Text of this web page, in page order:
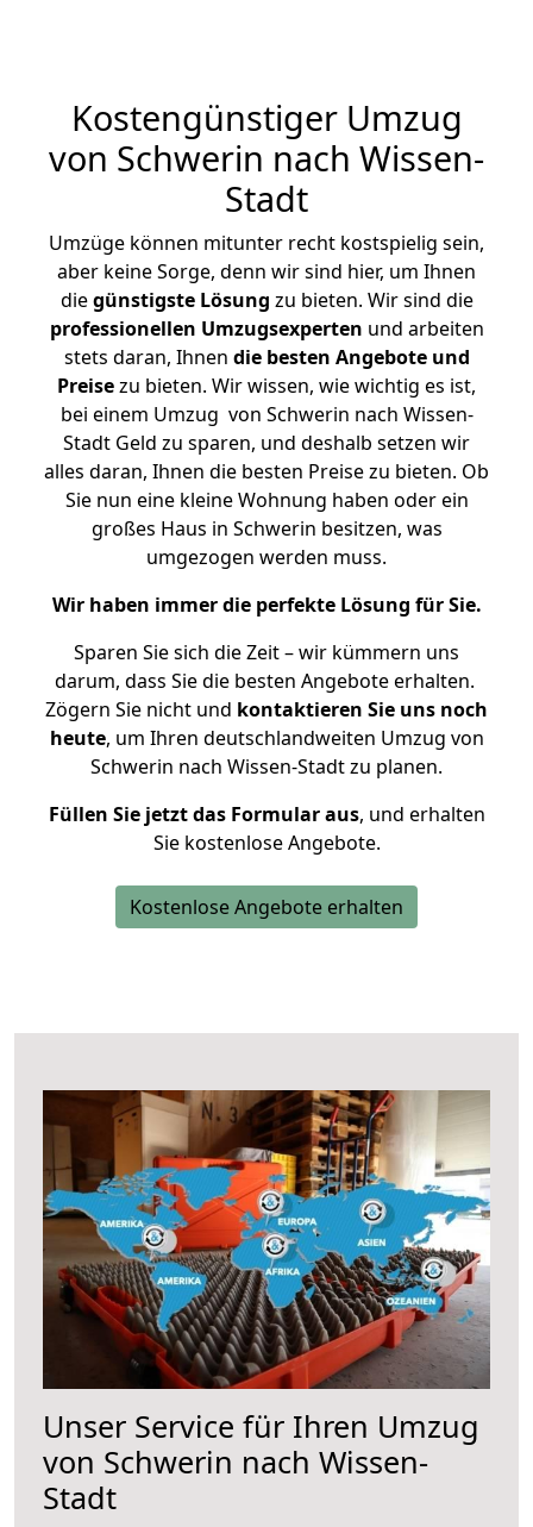
Kostengünstiger Umzug
von Schwerin nach Wissen-
Stadt
Umzüge können mitunter recht kostspielig sein,
aber keine Sorge, denn wir sind hier, um Ihnen
diegünstigste Lösung zu bieten. Wir sind die
professionellen Umzugsexperten und arbeiten
stets daran, Ihnen die besten Angebote und
Preisezu bieten. Wir wissen, wie wichtig es ist,
bei einem Umzug von Schwerin nach Wissen-
Stadt Geld zu sparen, und deshalb setzen wir
alles daran, Ihnen die besten Preise zu bieten. Ob
Sie nun eine kleine Wohnung haben oder ein
großes Haus in Schwerin besitzen, was
umgezogen werden muss.
Wir haben immer die perfekte Lösung für Sie.
Sparen Sie sich die Zeit – wir kümmern uns
darum, dass Sie die besten Angebote erhalten.
Zögern Sie nicht und kontaktieren Sie uns noch
heute, um Ihren deutschlandweiten Umzug von
Schwerin nach Wissen-Stadt zu planen.
Füllen Sie jetzt das Formular aus, und erhalten
Sie kostenlose Angebote.
Kostenlose Angebote erhalten
Unser Service für Ihren Umzug
von Schwerin nach Wissen-
Stadt